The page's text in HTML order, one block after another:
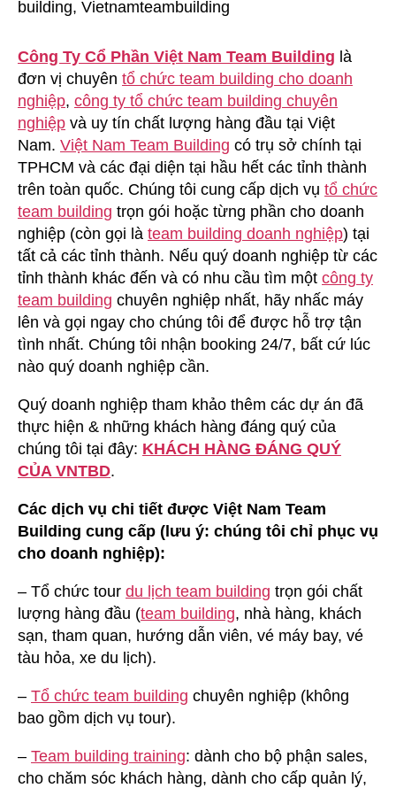
Công Ty Cổ Phần Việt Nam Team Building là
đơn vị chuyên tổ chức team building cho doanh
nghiệp, công ty tổ chức team building chuyên
nghiệp và uy tín chất lượng hàng đầu tại Việt
Nam. Việt Nam Team Building có trụ sở chính tại
TPHCM và các đại diện tại hầu hết các tỉnh thành
trên toàn quốc. Chúng tôi cung cấp dịch vụ tổ chức
team building trọn gói hoặc từng phần cho doanh
nghiệp (còn gọi là team building doanh nghiệp) tại
tất cả các tỉnh thành. Nếu quý doanh nghiệp từ các
tỉnh thành khác đến và có nhu cầu tìm một công ty
team building chuyên nghiệp nhất, hãy nhấc máy
lên và gọi ngay cho chúng tôi để được hỗ trợ tận
tình nhất. Chúng tôi nhận booking 24/7, bất cứ lúc
nào quý doanh nghiệp cần.
Quý doanh nghiệp tham khảo thêm các dự án đã
thực hiện & những khách hàng đáng quý của
chúng tôi tại đây: KHÁCH HÀNG ĐÁNG QUÝ
CỦA VNTBD.
Các dịch vụ chi tiết được Việt Nam Team
Building cung cấp (lưu ý: chúng tôi chỉ phục vụ
cho doanh nghiệp):
– Tổ chức tour du lịch team building trọn gói chất
lượng hàng đầu (team building, nhà hàng, khách
sạn, tham quan, hướng dẫn viên, vé máy bay, vé
tàu hỏa, xe du lịch).
– Tổ chức team building chuyên nghiệp (không
bao gồm dịch vụ tour).
– Team building training: dành cho bộ phận sales,
cho chăm sóc khách hàng, dành cho cấp quản lý,